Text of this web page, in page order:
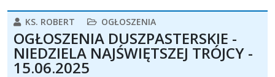
KS. ROBERT OGŁOSZENIA
OGŁOSZENIA DUSZPASTERSKIE -
NIEDZIELA NAJŚWIĘTSZEJ TRÓJCY -
15.06.2025